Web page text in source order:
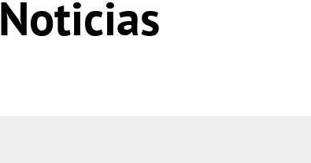
Noticias